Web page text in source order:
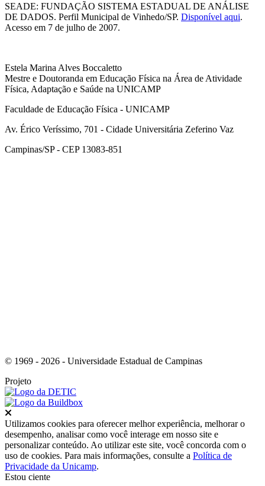
SEADE: FUNDAÇÃO SISTEMA ESTADUAL DE ANÁLISE
DE DADOS. Perfil Municipal de Vinhedo/SP. Disponível aqui.
Acesso em 7 de julho de 2007.
Estela Marina Alves Boccaletto
Mestre e Doutoranda em Educação Física na Área de Atividade
Física, Adaptação e Saúde na UNICAMP
Faculdade de Educação Física - UNICAMP
Av. Érico Veríssimo, 701 - Cidade Universitária Zeferino Vaz
Campinas/SP - CEP 13083-851
© 1969 - 2026 - Universidade Estadual de Campinas
Projeto
Utilizamos cookies para oferecer melhor experiência, melhorar o
desempenho, analisar como você interage em nosso site e
personalizar conteúdo. Ao utilizar este site, você concorda com o
uso de cookies. Para mais informações, consulte a Política de
Privacidade da Unicamp.
Estou ciente